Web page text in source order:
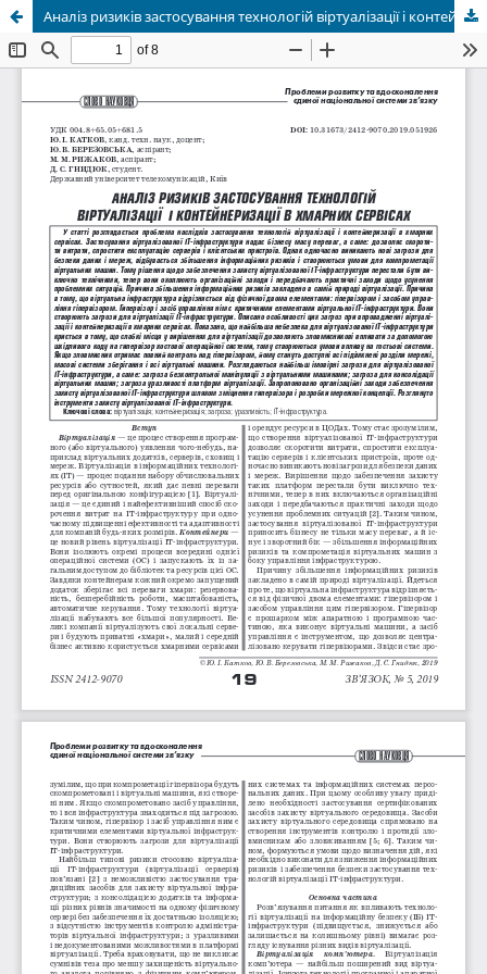
Аналіз ризиків застосування технологій віртуалізації і контейнеризації в хмарних сервісах